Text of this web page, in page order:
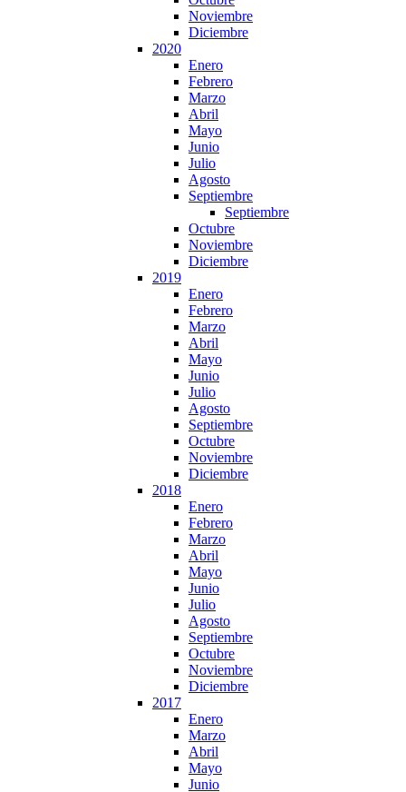
Noviembre
Diciembre
2020
Enero
Febrero
Marzo
Abril
Mayo
Junio
Julio
Agosto
Septiembre
Septiembre
Octubre
Noviembre
Diciembre
2019
Enero
Febrero
Marzo
Abril
Mayo
Junio
Julio
Agosto
Septiembre
Octubre
Noviembre
Diciembre
2018
Enero
Febrero
Marzo
Abril
Mayo
Junio
Julio
Agosto
Septiembre
Octubre
Noviembre
Diciembre
2017
Enero
Marzo
Abril
Mayo
Junio